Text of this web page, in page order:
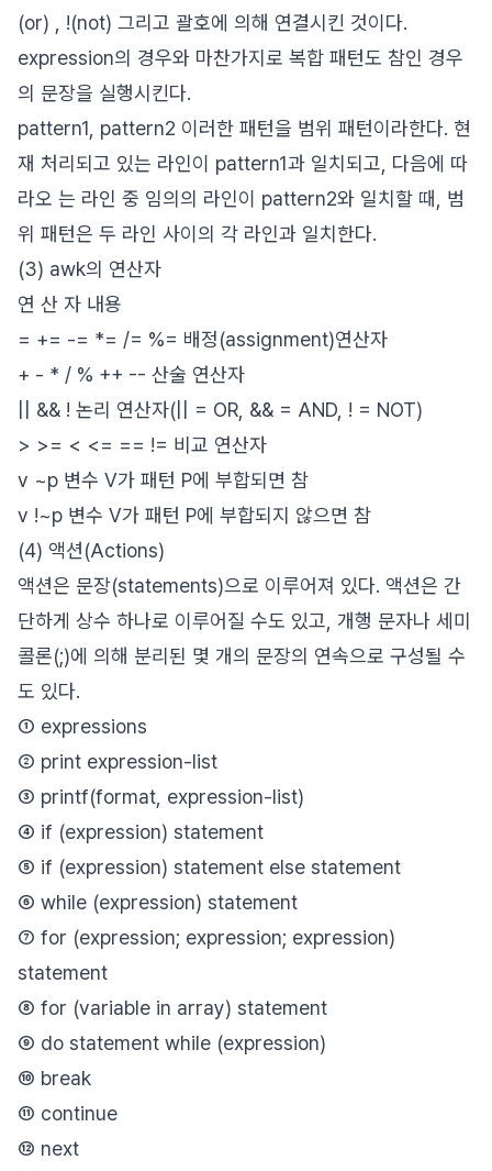
(or) , !(not) 그리고 괄호에 의해 연결시킨 것이다.
expression의 경우와 마찬가지로 복합 패턴도 참인 경우
의 문장을 실행시킨다.
pattern1, pattern2 이러한 패턴을 범위 패턴이라한다. 현
재 처리되고 있는 라인이 pattern1과 일치되고, 다음에 따
라오 는 라인 중 임의의 라인이 pattern2와 일치할 때, 범
위 패턴은 두 라인 사이의 각 라인과 일치한다.
(3) awk의 연산자
연 산 자 내용
= += -= *= /= %= 배정(assignment)연산자
+ - * / % ++ -- 산술 연산자
|| && ! 논리 연산자(|| = OR, && = AND, ! = NOT)
> >= < <= == != 비교 연산자
v ~p 변수 V가 패턴 P에 부합되면 참
v !~p 변수 V가 패턴 P에 부합되지 않으면 참
(4) 액션(Actions)
액션은 문장(statements)으로 이루어져 있다. 액션은 간
단하게 상수 하나로 이루어질 수도 있고, 개행 문자나 세미
콜론(;)에 의해 분리된 몇 개의 문장의 연속으로 구성될 수
도 있다.
① expressions
② print expression-list
③ printf(format, expression-list)
④ if (expression) statement
⑤ if (expression) statement else statement
⑥ while (expression) statement
⑦ for (expression; expression; expression)
statement
⑧ for (variable in array) statement
⑨ do statement while (expression)
⑩ break
⑪ continue
⑫ next